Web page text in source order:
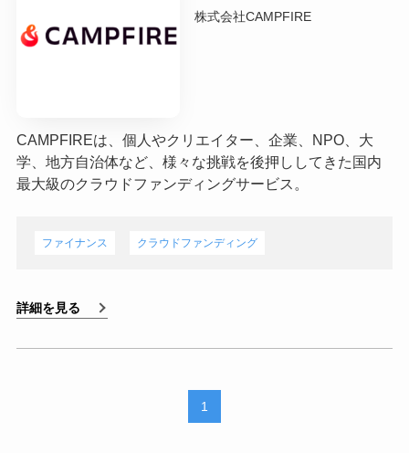
株式会社CAMPFIRE
CAMPFIREは、個人やクリエイター、企業、NPO、大
学、地方自治体など、様々な挑戦を後押ししてきた国内
最大級のクラウドファンディングサービス。
ファイナンス クラウドファンディング
詳細を見る
1